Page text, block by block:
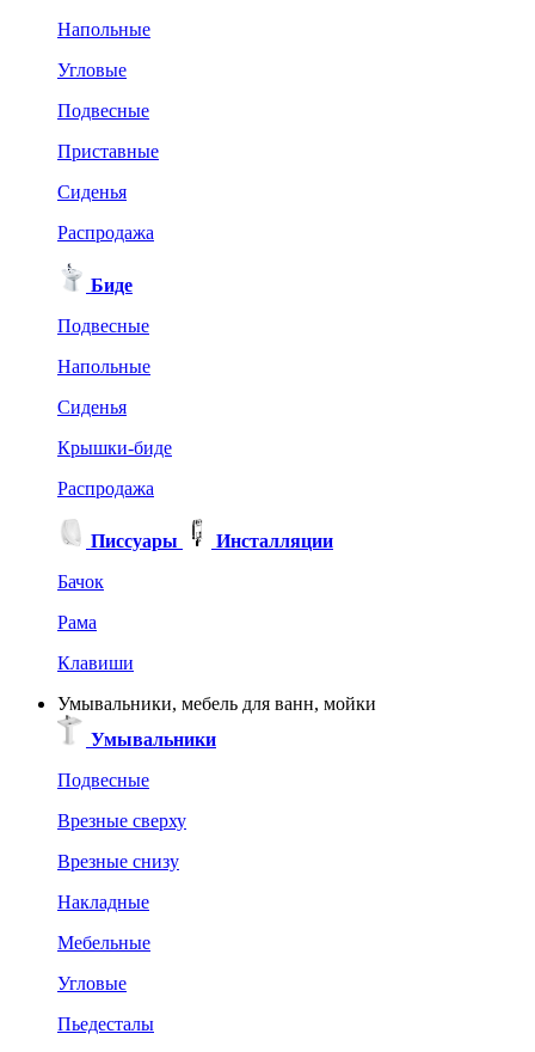
Напольные
Угловые
Подвесные
Приставные
Сиденья
Распродажа
Биде
Подвесные
Напольные
Сиденья
Крышки-биде
Распродажа
Писсуары
Инсталляции
Бачок
Рама
Клавиши
Умывальники, мебель для ванн, мойки
Умывальники
Подвесные
Врезные сверху
Врезные снизу
Накладные
Мебельные
Угловые
Пьедесталы